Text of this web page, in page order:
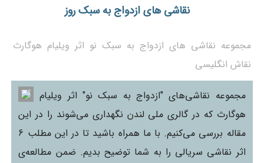
نقاشی های ازدواج به سبک روز
مجموعه نقاشی های ازدواج به سبک نو اثر ویلیام هوگارث
نقاش انگلیسی
مجموعه نقاشی‌های "ازدواج به سبک نو" اثر ویلیام
هوگارث که در گالری ملی لندن نگهداری می‌شوند را در این
مقاله بررسی می‌کنیم. با ما همراه باشید تا در این مطلب 6
اثر نقاشی سریالی را به شما توضیح بدیم. ضمن مطالعه‌ی